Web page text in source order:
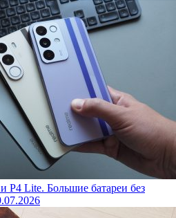
P4 Lite. Большие батареи без